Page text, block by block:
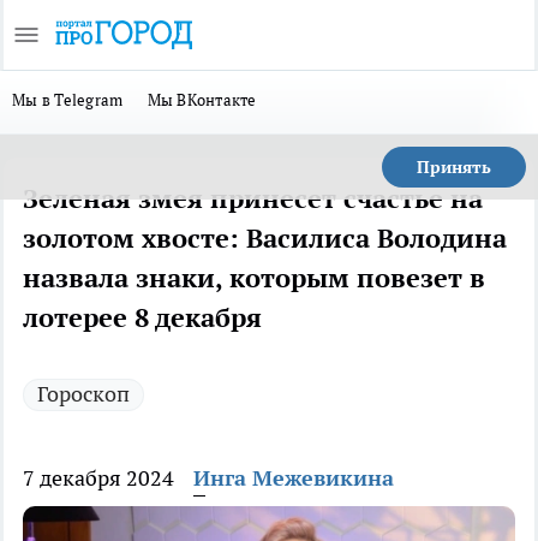
Мы в Telegram Мы ВКонтакте
Принять
Зеленая змея принесет счастье на
золотом хвосте: Василиса Володина
назвала знаки, которым повезет в
лотерее 8 декабря
Гороскоп
7 декабря 2024 Инга Межевикина